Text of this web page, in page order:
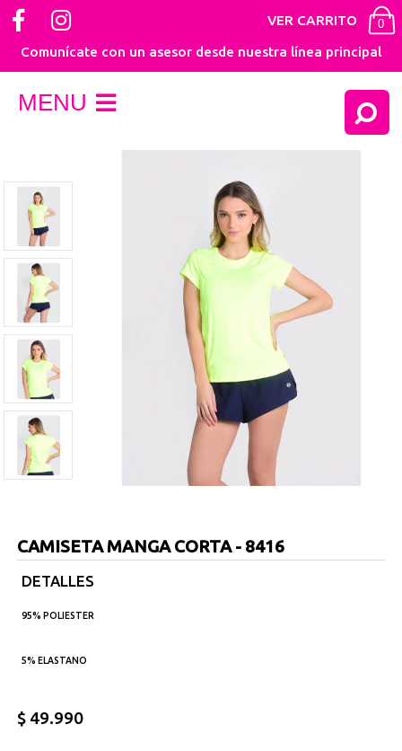
Comunícate con un asesor desde nuestra línea principal
VER CARRITO 0
MENU
CAMISETA MANGA CORTA - 8416
DETALLES
95% POLIESTER
5% ELASTANO
$ 49.990